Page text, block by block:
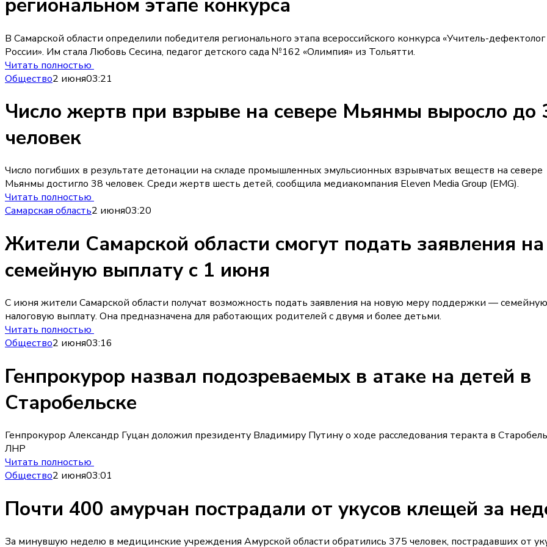
региональном этапе конкурса
В Самарской области определили победителя регионального этапа всероссийского конкурса «Учитель-дефектолог
России». Им стала Любовь Сесина, педагог детского сада №162 «Олимпия» из Тольятти.
Читать полностью
Общество2 июня03:21
Число жертв при взрыве на севере Мьянмы выросло до
человек
Число погибших в результате детонации на складе промышленных эмульсионных взрывчатых веществ на севере
Мьянмы достигло 38 человек. Среди жертв шесть детей, сообщила медиакомпания Eleven Media Group (EMG).
Читать полностью
Самарская область2 июня03:20
Жители Самарской области смогут подать заявления на
семейную выплату с 1 июня
С июня жители Самарской области получат возможность подать заявления на новую меру поддержки — семейную
налоговую выплату. Она предназначена для работающих родителей с двумя и более детьми.
Читать полностью
Общество2 июня03:16
Генпрокурор назвал подозреваемых в атаке на детей в
Старобельске
Генпрокурор Александр Гуцан доложил президенту Владимиру Путину о ходе расследования теракта в
ЛНР
Читать полностью
Общество2 июня03:01
Почти 400 амурчан пострадали от укусов клещей за
За минувшую неделю в медицинские учреждения Амурской области обратились 375 человек, пострадавших от